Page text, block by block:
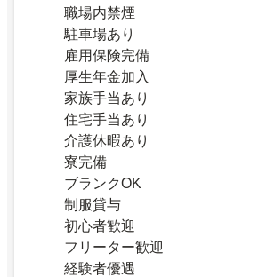
職場内禁煙
駐車場あり
雇用保険完備
厚生年金加入
家族手当あり
住宅手当あり
介護休暇あり
寮完備
ブランクOK
制服貸与
初心者歓迎
フリーター歓迎
経験者優遇